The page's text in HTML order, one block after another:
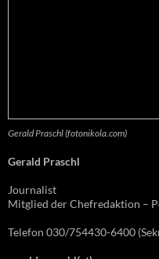
Gerald Praschl (fotonikola.com)
Gerald Praschl
Journalist
Mitglied der Chefredaktion –
Telefon 030/754430-6400